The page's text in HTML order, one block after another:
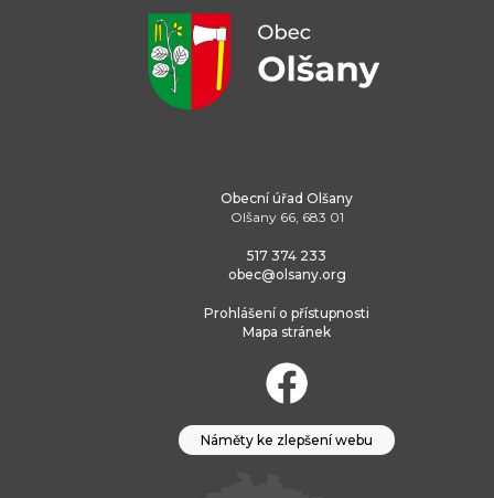
Obecní úřad Olšany
Olšany 66, 683 01
517 374 233
obec@olsany.org
Prohlášení o přístupnosti
Mapa stránek
Náměty ke zlepšení webu